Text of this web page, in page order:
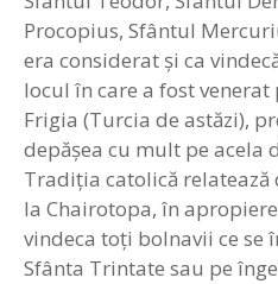
Procopius, Sfântul
era considerat şi ca
locul în care a fost
Frigia (Turcia de astăzi),
depăşea cu mult pe acela
Tradiţia catolică
la Chairotopa, în
vindeca toţi bolnavii ce se
Sfânta Trintate sau pe